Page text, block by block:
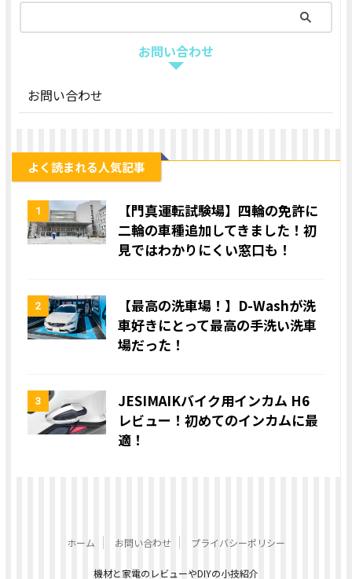
お問い合わせ
お問い合わせ
よく読まれる人気記事
1
【門真運転試験場】四輪の免許に
二輪の車種追加してきました！初
見ではわかりにくい窓口も！
2
【最高の洗車場！】D-Washが洗
車好きにとって最高の手洗い洗車
場だった！
3
JESIMAIKバイク用インカム H6
レビュー！初めてのインカムに最
適！
ホーム お問い合わせ プライバシーポリシー
機材と家電のレビューやDIYの小技紹介